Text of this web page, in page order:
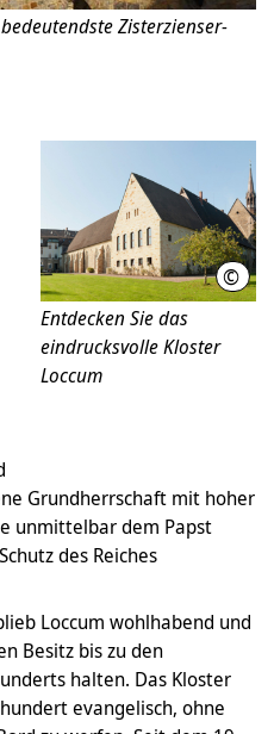
Zisterzienser-
©
Entdecken Sie das
eindrucksvolle Kloster
Loccum
Grundherrschaft mit hoher
unmittelbar dem Papst
des Reiches
Loccum wohlhabend und
Besitz bis zu den
halten. Das Kloster
evangelisch, ohne